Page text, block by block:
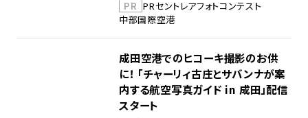
PR PRセントレアフォトコンテスト
中部国際空港
成田空港でのヒコーキ撮影のお供
に！ 「チャーリィ古庄とサバンナが案
内する航空写真ガイド in 成田」配信
スタート